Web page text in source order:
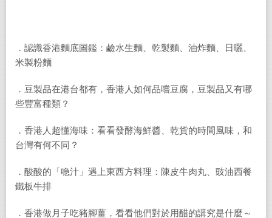
．認識香港麵底圖鑑：鹼水生麵、乾製麵、油炸麵、日曬、
米製粉麵
．豆製品在港台都有，香港人如何品嚐豆腐，豆製品又有哪
些豐富種類？
．香港人超懂海味：看看發酵海鮮醬、乾貨的時間風味，和
台灣有何不同？
．酸酸的「喼汁」遇上東西方料理：陳皮牛肉丸、豉油西餐
鐵板牛排
．香港做月子吃豬腳薑，看看他們對於用醋的講究是什麼～